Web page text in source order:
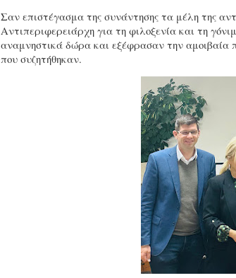
Σαν επιστέγασμα της συνάντησης τα μέλη της
Αντιπεριφερειάρχη για τη φιλοξενία και τη
αναμνηστικά δώρα και εξέφρασαν την αμοιβαία
που συζητήθηκαν.